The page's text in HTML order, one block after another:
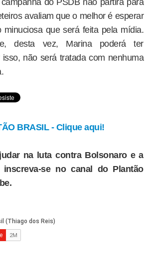
do PSDB não partirá para
avaliam que o melhor é esperar
minuciosa que será feita pela mídia.
desta vez, Marina poderá ter
não será tratada com nenhuma
BRASIL - Clique aqui!
na luta contra Bolsonaro e a
inscreva-se no canal do Plantão